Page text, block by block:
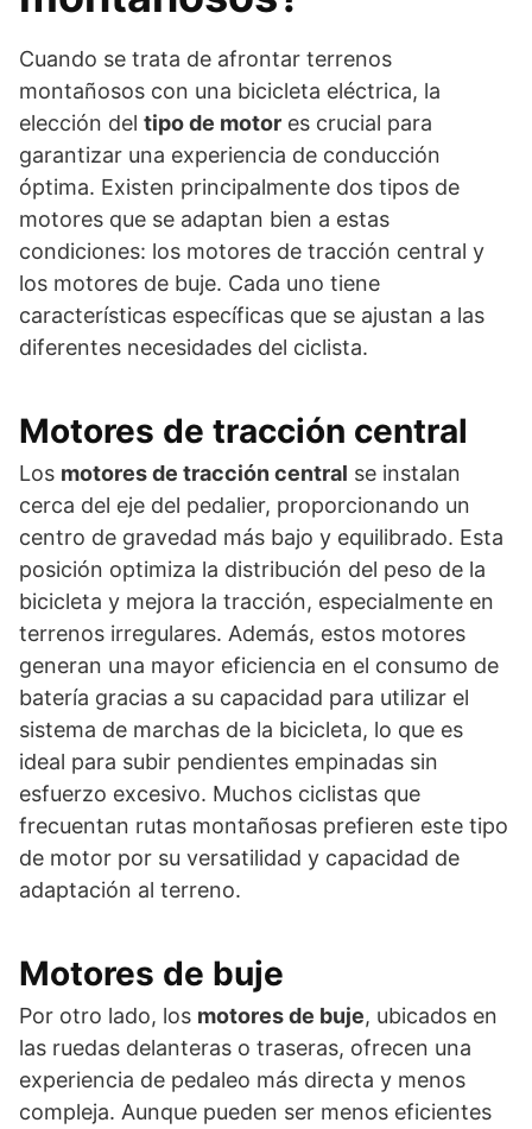
Cuando se trata de afrontar terrenos
montañosos con una bicicleta eléctrica, la
elección del tipo de motor es crucial para
garantizar una experiencia de conducción
óptima. Existen principalmente dos tipos de
motores que se adaptan bien a estas
condiciones: los motores de tracción central y
los motores de buje. Cada uno tiene
características específicas que se ajustan a las
diferentes necesidades del ciclista.
Motores de tracción central
Los motores de tracción central se instalan
cerca del eje del pedalier, proporcionando un
centro de gravedad más bajo y equilibrado. Esta
posición optimiza la distribución del peso de la
bicicleta y mejora la tracción, especialmente en
terrenos irregulares. Además, estos motores
generan una mayor eficiencia en el consumo de
batería gracias a su capacidad para utilizar el
sistema de marchas de la bicicleta, lo que es
ideal para subir pendientes empinadas sin
esfuerzo excesivo. Muchos ciclistas que
frecuentan rutas montañosas prefieren este tipo
de motor por su versatilidad y capacidad de
adaptación al terreno.
Motores de buje
Por otro lado, los motores de buje, ubicados en
las ruedas delanteras o traseras, ofrecen una
experiencia de pedaleo más directa y menos
compleja. Aunque pueden ser menos eficientes